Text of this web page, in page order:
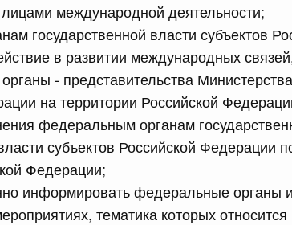
международной деятельности;
государственной власти субъектов
в развитии международных
- представительства
на территории Российской
федеральным органам
субъектов Российской Федерации
Федерации;
информировать федеральные органы
тематика которых относится
Федерации от 23.07.2026 г. № 929
Российской Федерации от 24 декабря 2021
июля, среда
Федерации от 22.07.2026 г. № 921
Российской Федерации от 30 ноября 2022